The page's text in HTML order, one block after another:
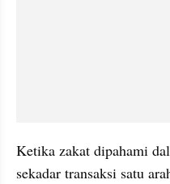
Ketika zakat dipahami
sekadar transaksi satu